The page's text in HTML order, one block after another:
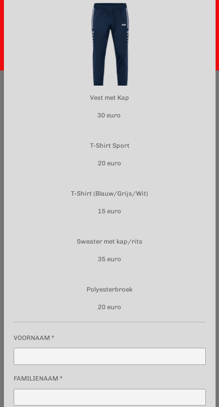
Vest met Kap
30 euro
T-Shirt Sport
20 euro
T-Shirt (Blauw/Grijs/Wit)
15 euro
Sweater met kap/rits
35 euro
Polyesterbroek
20 euro
VOORNAAM *
FAMILIENAAM *